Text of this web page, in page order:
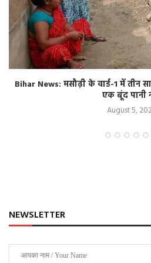
Bihar News: मसौढ़ी के वार्ड-1 में
एक बूंद पानी
August 5,
NEWSLETTER